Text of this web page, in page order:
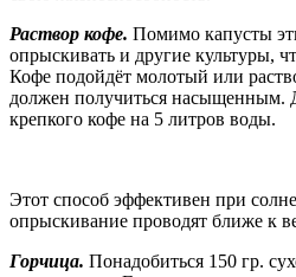
Раствор кофе. Помимо капусты
опрыскивать и другие культуры,
Кофе подойдёт молотый или
должен получиться насыщенным.
крепкого кофе на 5 литров воды.
Этот способ эффективен при
опрыскивание проводят ближе к
Горчица. Понадобиться 150 гр.